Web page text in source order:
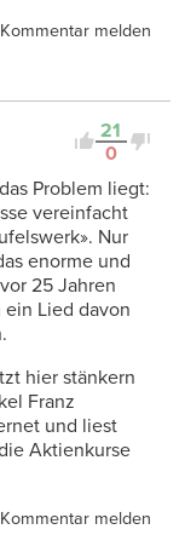
Kommentar melden
21
0
Problem liegt:
vereinfacht
Nur
enorme und
25 Jahren
Lied davon
hier stänkern
Franz
und liest
Aktienkurse
Kommentar melden